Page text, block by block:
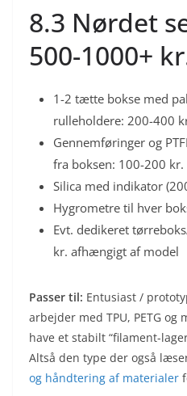
8.3 Nørdet
500-1000+
1-2 tætte bokse med
rulleholdere: 200-400
Gennemføringer og
fra boksen: 100-200 kr.
Silica med indikator
Hygrometre til hver
Evt. dedikeret
kr. afhængigt af model
Passer til: Entusiast /
arbejder med TPU, PETG og
have et stabilt “filament-
Altså den type der også
og håndtering af materialer